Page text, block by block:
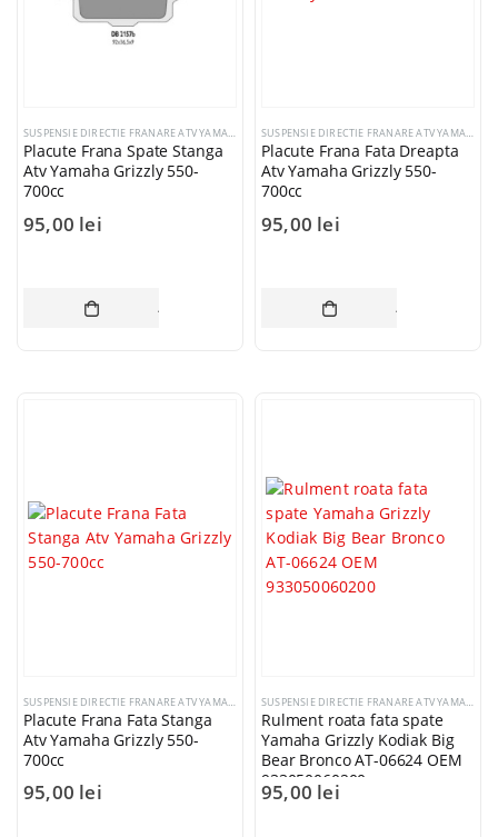
SUSPENSIE DIRECTIE FRANARE ATV YAMAHA
Placute Frana Spate Stanga
Atv Yamaha Grizzly 550-
700cc
95,00 lei
ADAUGĂ ÎN COȘ
SUSPENSIE DIRECTIE FRANARE ATV YAMAHA
Placute Frana Fata Dreapta
Atv Yamaha Grizzly 550-
700cc
95,00 lei
ADAUGĂ ÎN COȘ
Placute Frana Fata Stanga
Atv Yamaha Grizzly 550-
700cc
95,00 lei
Rulment roata fata spate
Yamaha Grizzly Kodiak Big
Bear Bronco AT-06624 OEM
933050060200
95,00 lei